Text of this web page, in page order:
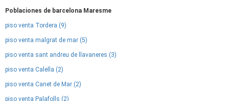
Poblaciones de barcelona Maresme
piso venta Tordera (9)
piso venta malgrat de mar (5)
piso venta sant andreu de llavaneres (3)
piso venta Calella (2)
piso venta Canet de Mar (2)
piso venta Palafolls (2)